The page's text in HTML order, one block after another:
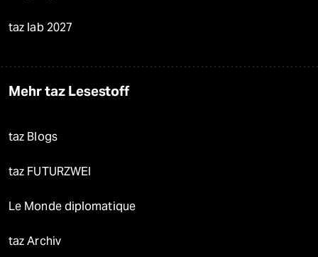
taz lab 2027
Mehr taz Lesestoff
taz Blogs
taz FUTURZWEI
Le Monde diplomatique
taz Archiv